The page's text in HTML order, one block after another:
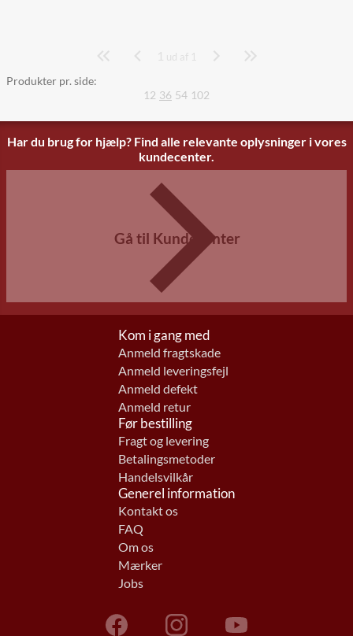
Side
1 ud af 1
Produkter pr. side:
12 36 54 102
Har du brug for hjælp? Find alle relevante oplysninger i vores
kundecenter.
Gå til Kundecenter
Kom i gang med
Anmeld fragtskade
Anmeld leveringsfejl
Anmeld defekt
Anmeld retur
Før bestilling
Fragt og levering
Betalingsmetoder
Handelsvilkår
Generel information
Kontakt os
FAQ
Om os
Mærker
Jobs